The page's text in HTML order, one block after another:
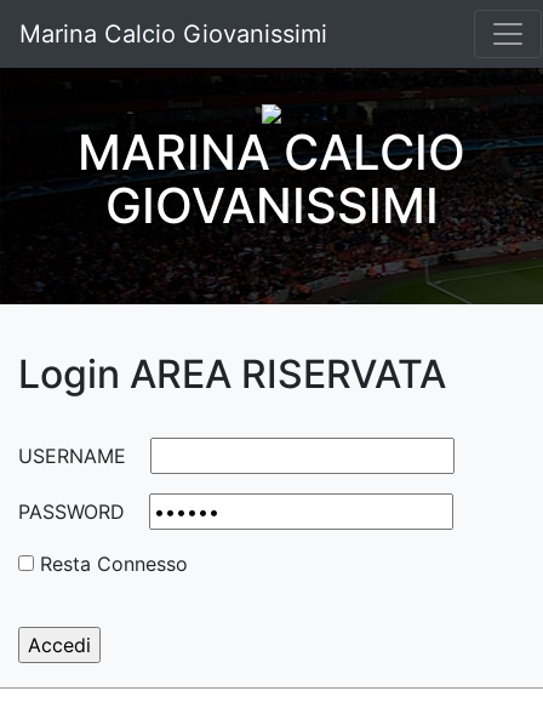
Marina Calcio Giovanissimi
MARINA CALCIO
GIOVANISSIMI
Login AREA RISERVATA
USERNAME
PASSWORD
Resta Connesso